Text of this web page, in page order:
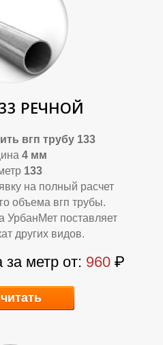
РЕЧНОЙ
вгп трубу 133
4 мм
133
на полный расчет
объема вгп трубы.
УрбанМет поставляет
других видов.
за метр от: 960 ₽